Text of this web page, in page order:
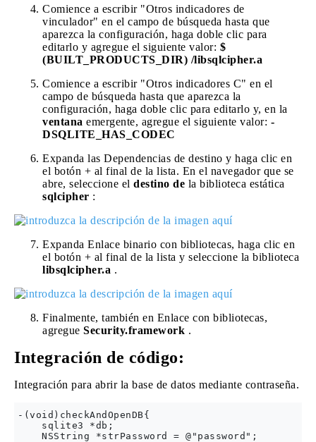
Comience a escribir "Otros indicadores de
vinculador" en el campo de búsqueda hasta que
aparezca la configuración, haga doble clic para
editarlo y agregue el siguiente valor: $
(BUILT_PRODUCTS_DIR) /libsqlcipher.a
Comience a escribir "Otros indicadores C" en el
campo de búsqueda hasta que aparezca la
configuración, haga doble clic para editarlo y, en la
ventana emergente, agregue el siguiente valor: -
DSQLITE_HAS_CODEC
Expanda las Dependencias de destino y haga clic en
el botón + al final de la lista. En el navegador que se
abre, seleccione el destino de la biblioteca estática
sqlcipher :
Expanda Enlace binario con bibliotecas, haga clic en
el botón + al final de la lista y seleccione la biblioteca
libsqlcipher.a .
Finalmente, también en Enlace con bibliotecas,
agregue Security.framework .
Integración de código:
Integración para abrir la base de datos mediante contraseña.
-(void)checkAndOpenDB{
    sqlite3 *db;
    NSString *strPassword = @"password";